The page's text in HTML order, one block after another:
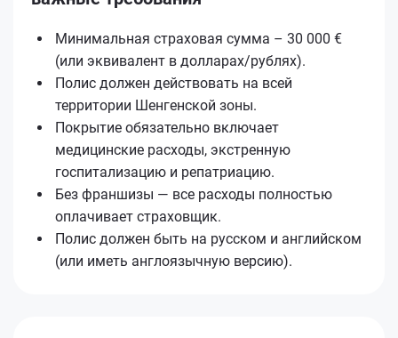
Минимальная страховая сумма – 30 000 €
(или эквивалент в долларах/рублях).
Полис должен действовать на всей
территории Шенгенской зоны.
Покрытие обязательно включает
медицинские расходы, экстренную
госпитализацию и репатриацию.
Без франшизы — все расходы полностью
оплачивает страховщик.
Полис должен быть на русском и английском
(или иметь англоязычную версию).